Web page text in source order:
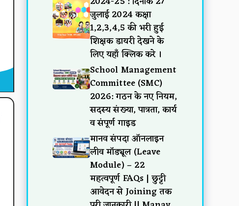
जुलाई 2024 कक्षा
1,2,3,4,5 की भरी हुई
शिक्षक डायरी देखने के
लिए यहाँ क्लिक करे ।
School Management
Committee (SMC)
2026: गठन के नए नियम,
सदस्य संख्या, पात्रता, कार्य
व संपूर्ण गाइड
मानव संपदा ऑनलाइन
लीव मॉड्यूल (Leave
Module) – 22
महत्वपूर्ण FAQs | छुट्टी
आवेदन से Joining तक